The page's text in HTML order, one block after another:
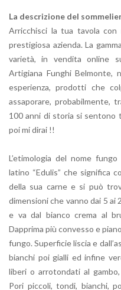
La descrizione del
Arricchisci la tua tavola
prestigiosa azienda. La
varietà, in vendita online
Artigiana Funghi Belmonte,
esperienza, prodotti che
assaporare, probabilmente,
100 anni di storia si sentono
poi mi dirai !!
L’etimologia del nome
latino “Edulis” che significa
della sua carne e si può
dimensioni che vanno dai 5 ai
e va dal bianco crema al
Dapprima più convesso e
fungo. Superficie liscia e
bianchi poi gialli ed infine
liberi o arrotondati al
Pori piccoli, tondi, bianchi,